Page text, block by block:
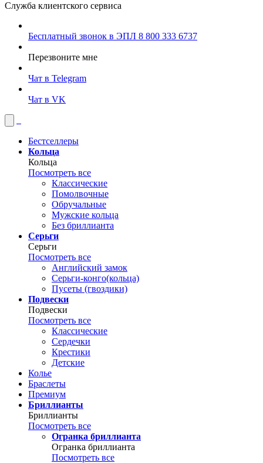
Служба клиентского сервиса
Бесплатный звонок в ЭПЛ 8 800 333 6737
Перезвоните мне
Чат в Telegram
Чат в VK
Бестселлеры
Кольца
Кольца
Посмотреть все
Классические
Помолвочные
Обручальные
Мужские кольца
Без бриллианта
Серьги
Серьги
Посмотреть все
Английский замок
Серьги-конго(кольца)
Пусеты (гвоздики)
Подвески
Подвески
Посмотреть все
Классические
Сердечки
Крестики
Детские
Колье
Браслеты
Премиум
Бриллианты
Бриллианты
Посмотреть все
Огранка бриллианта
Огранка бриллианта
Посмотреть все